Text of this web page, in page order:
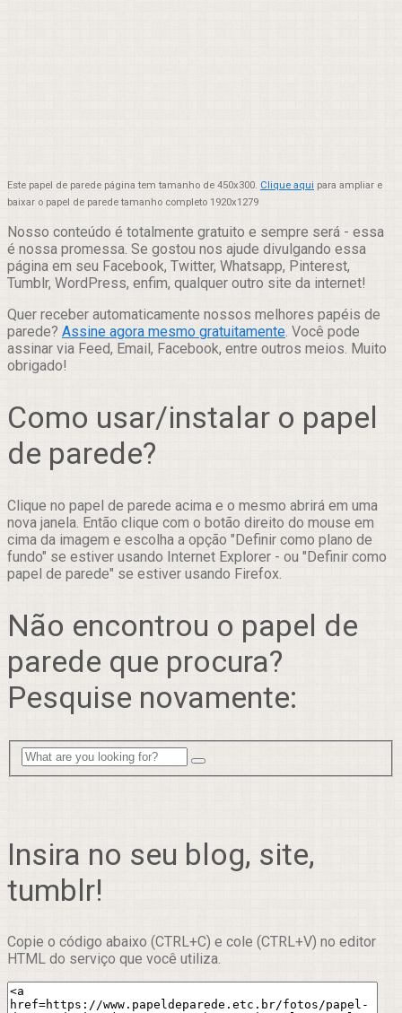
Este papel de parede página tem tamanho de 450x300. Clique aqui para ampliar e
baixar o papel de parede tamanho completo 1920x1279
Nosso conteúdo é totalmente gratuito e sempre será - essa
é nossa promessa. Se gostou nos ajude divulgando essa
página em seu Facebook, Twitter, Whatsapp, Pinterest,
Tumblr, WordPress, enfim, qualquer outro site da internet!
Quer receber automaticamente nossos melhores papéis de
parede? Assine agora mesmo gratuitamente. Você pode
assinar via Feed, Email, Facebook, entre outros meios. Muito
obrigado!
Como usar/instalar o papel
de parede?
Clique no papel de parede acima e o mesmo abrirá em uma
nova janela. Então clique com o botão direito do mouse em
cima da imagem e escolha a opção "Definir como plano de
fundo" se estiver usando Internet Explorer - ou "Definir como
papel de parede" se estiver usando Firefox.
Não encontrou o papel de
parede que procura?
Pesquise novamente:
Insira no seu blog, site,
tumblr!
Copie o código abaixo (CTRL+C) e cole (CTRL+V) no editor
HTML do serviço que você utiliza.